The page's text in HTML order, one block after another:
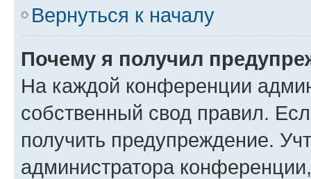
Вернуться к началу
Почему я получил
На каждой конференции
собственный свод правил.
получить предупреждение.
администратора